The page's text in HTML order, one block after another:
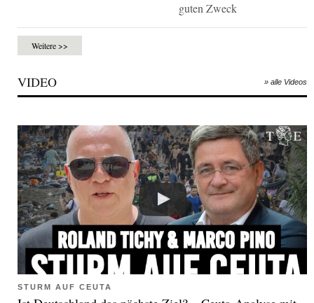
guten Zweck
Weitere >>
VIDEO » alle Videos
STURM AUF CEUTA